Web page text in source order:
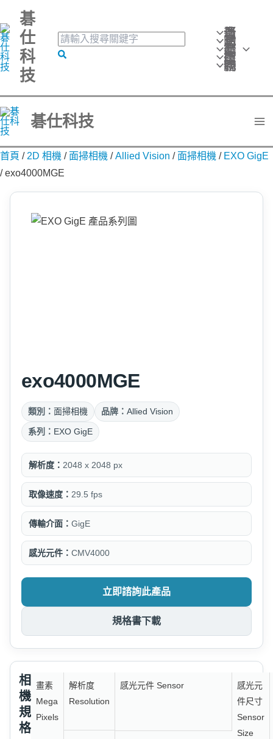
至
主
要
容
碁
仕
科
技
搜
尋
關
搜
最新消息
活動訊息
產品分類
技術應用
聯絡我們
碁仕科技
首頁 / 2D 相機 / 面掃相機 /Allied Vision / 面掃相機 / EXO GigE
/exo4000MGE
exo4000MGE
類別： 面掃相機 品牌： Allied Vision
系列： EXO GigE
解析度： 2048 x 2048 px
取像速度： 29.5 fps
傳輸介面： GigE
感光元件： CMV4000
立即諮詢此產品
規格書下載
相
機
規
格
畫素
Mega
Pixels
解析度
Resolution
感光元件 Sensor
感光元
件尺寸
Sensor
Size